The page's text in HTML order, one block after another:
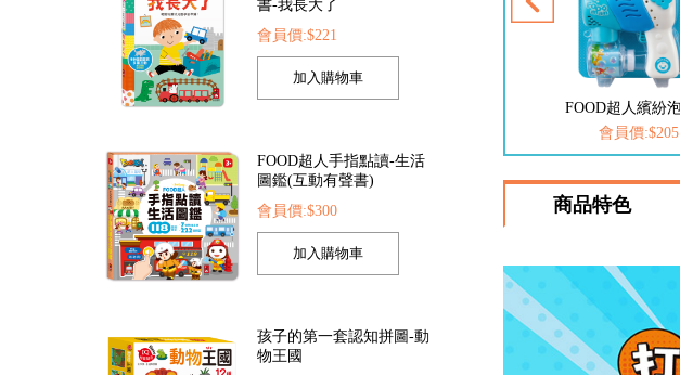
圖鑑(互動有聲書)
會員價:$300
孩子的第一套認知拼圖-動
物王國
會員價:$221
FOOD超人夢幻泡泡槍
恐龍大百科
會員價:$225
商品特色